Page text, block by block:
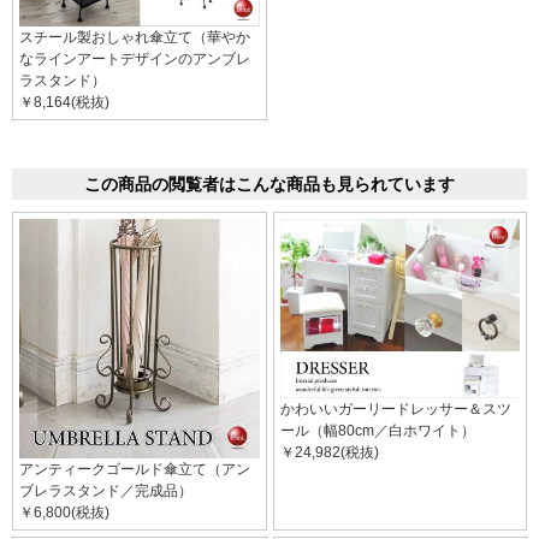
スチール製おしゃれ傘立て（華やか
なラインアートデザインのアンブレ
ラスタンド）
￥8,164(税抜)
この商品の閲覧者はこんな商品も見られています
アンティークゴールド傘立て（アン
ブレラスタンド／完成品）
￥6,800(税抜)
かわいいガーリードレッサー＆スツ
ール（幅80cm／白ホワイト）
￥24,982(税抜)